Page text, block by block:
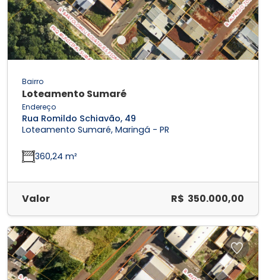
Bairro
Loteamento Sumaré
Endereço
Rua Romildo Schiavão, 49
Loteamento Sumaré, Maringá - PR
360,24 m²
Valor R$ 350.000,00